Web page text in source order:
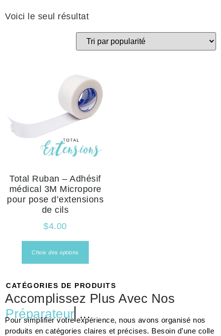
Voici le seul résultat
Total Ruban – Adhésif
médical 3M Micropore
pour pose d’extensions
de cils
$4.00
Choix des options
CATÉGORIES DE PRODUITS
Accomplissez Plus Avec Nos
Préparateur
...
Pour simplifier votre expérience, nous avons organisé nos
produits en catégories claires et précises. Besoin d’une colle